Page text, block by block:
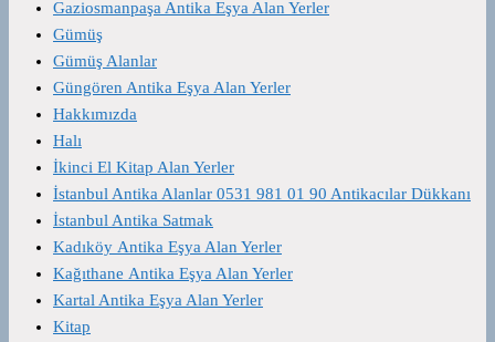
Gaziosmanpaşa Antika Eşya Alan Yerler
Gümüş
Gümüş Alanlar
Güngören Antika Eşya Alan Yerler
Hakkımızda
Halı
İkinci El Kitap Alan Yerler
İstanbul Antika Alanlar 0531 981 01 90 Antikacılar Dükkanı
İstanbul Antika Satmak
Kadıköy Antika Eşya Alan Yerler
Kağıthane Antika Eşya Alan Yerler
Kartal Antika Eşya Alan Yerler
Kitap